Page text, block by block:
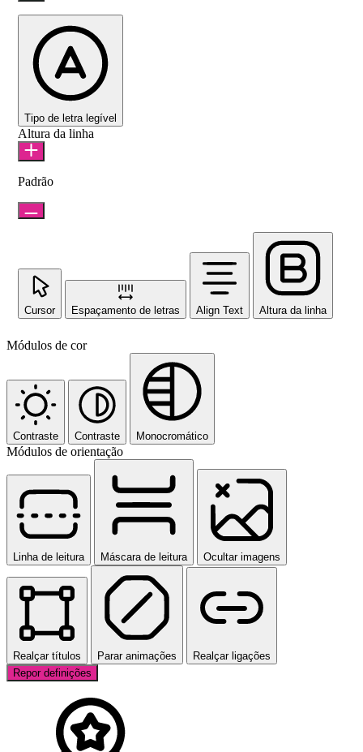
Tipo de letra legível
Altura da linha
Padrão
Cursor Espaçamento de letras Align Text Altura da linha
Módulos de cor
Contraste Contraste Monocromático
Módulos de orientação
Linha de leitura Máscara de leitura Ocultar imagens
Realçar títulos Parar animações
Realçar ligações
Repor definições